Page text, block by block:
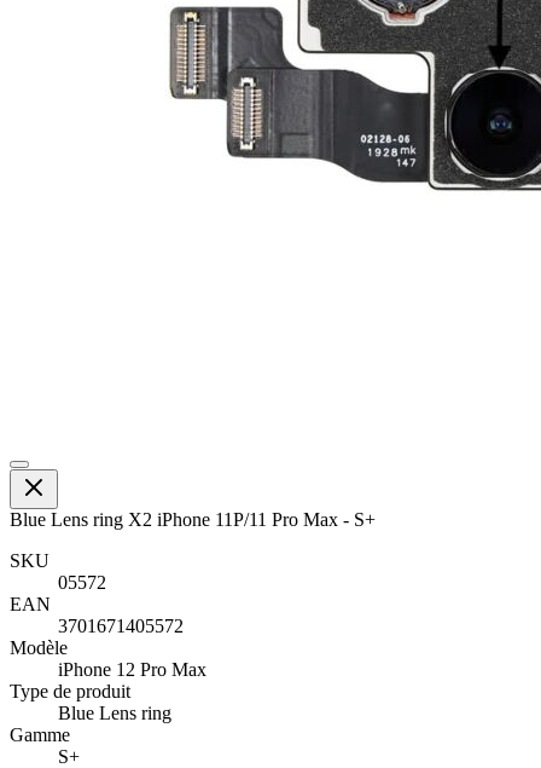
Blue Lens ring X2 iPhone 11P/11 Pro Max - S+
SKU
05572
EAN
3701671405572
Modèle
iPhone 12 Pro Max
Type de produit
Blue Lens ring
Gamme
S+